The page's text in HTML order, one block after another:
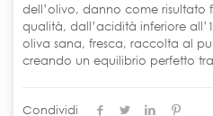
dell’olivo, danno come risultato
qualità, dall’acidità inferiore
oliva sana, fresca, raccolta al
creando un equilibrio perfetto
Condividi